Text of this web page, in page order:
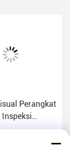
Perangkat
Inspeksi